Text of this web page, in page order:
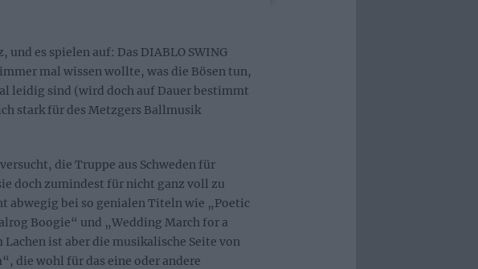
und es spielen auf: Das DIABLO SWING
immer mal wissen wollte, was die Bösen tun,
leidig sind (wird doch auf Dauer bestimmt
stark für des Metzgers Ballmusik
die Truppe aus Schweden für
doch zumindest für nicht ganz voll zu
abwegig bei so genialen Titeln wie „Poetic
Boogie“ und „Wedding March for a
ist aber die musikalische Seite von
die wohl für das eine oder andere